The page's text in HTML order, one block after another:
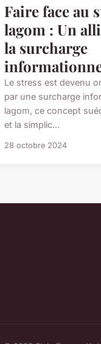
Faire face au
lagom : Un
la surcharge
Le stress est devenu
par une surcharge
lagom, ce concept
et la simplic...
28 octobre 2024